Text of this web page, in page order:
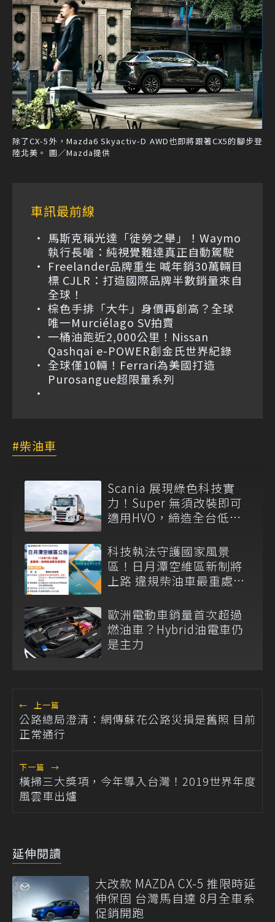
除了CX-5外，Mazda6 Skyactiv-D AWD也即將跟著CX5的腳步登
陸北美。 圖／Mazda提供
車訊最前線
馬斯克稱光達「徒勞之舉」！Waymo
執行長嗆：純視覺難達真正自動駕駛
Freelander品牌重生 喊年銷30萬輛目
標 CJLR：打造國際品牌半數銷量來自
全球！
棕色手排「大牛」身價再創高？全球
唯一Murciélago SV拍賣
一桶油跑近2,000公里！Nissan
Qashqai e-POWER創金氏世界紀錄
全球僅10輛！Ferrari為美國打造
Purosangue超限量系列
柴油車
Scania 展現綠色科技實
力！Super 無須改裝即可
適用HVO，締造全台低碳
科技執法守護國家風景
區！日月潭空維區新制將
上路 違規柴油車最重處
歐洲電動車銷量首次超過
燃油車？Hybrid油電車仍
是主力
← 上一篇
公路總局澄清：網傳蘇花公路災損是舊照 目前
正常通行
下一篇 →
橫掃三大獎項，今年導入台灣！2019世界年度
風雲車出爐
延伸閱讀
大改款 MAZDA CX-5 推限時延
伸保固 台灣馬自達 8月全車系
促銷開跑